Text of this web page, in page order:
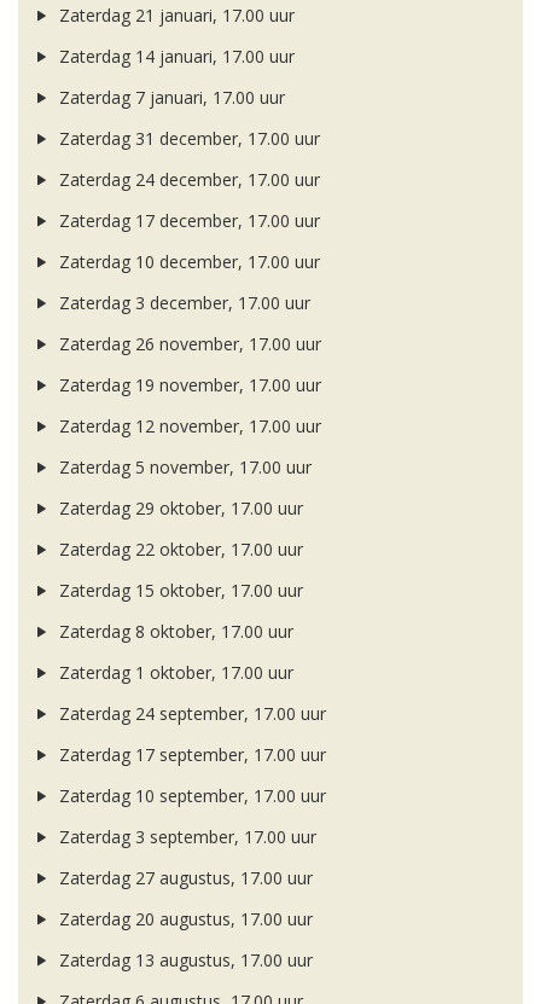
Zaterdag 21 januari, 17.00 uur
Zaterdag 14 januari, 17.00 uur
Zaterdag 7 januari, 17.00 uur
Zaterdag 31 december, 17.00 uur
Zaterdag 24 december, 17.00 uur
Zaterdag 17 december, 17.00 uur
Zaterdag 10 december, 17.00 uur
Zaterdag 3 december, 17.00 uur
Zaterdag 26 november, 17.00 uur
Zaterdag 19 november, 17.00 uur
Zaterdag 12 november, 17.00 uur
Zaterdag 5 november, 17.00 uur
Zaterdag 29 oktober, 17.00 uur
Zaterdag 22 oktober, 17.00 uur
Zaterdag 15 oktober, 17.00 uur
Zaterdag 8 oktober, 17.00 uur
Zaterdag 1 oktober, 17.00 uur
Zaterdag 24 september, 17.00 uur
Zaterdag 17 september, 17.00 uur
Zaterdag 10 september, 17.00 uur
Zaterdag 3 september, 17.00 uur
Zaterdag 27 augustus, 17.00 uur
Zaterdag 20 augustus, 17.00 uur
Zaterdag 13 augustus, 17.00 uur